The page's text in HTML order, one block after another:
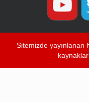
Sitemizde yayınlanan